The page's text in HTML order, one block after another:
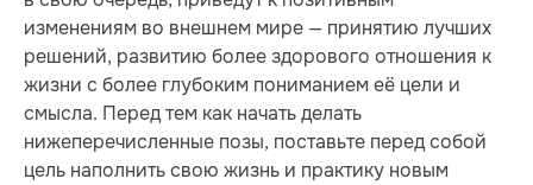
изменениям во внешнем мире — принятию лучших
решений, развитию более здорового отношения к
жизни с более глубоким пониманием её цели и
смысла. Перед тем как начать делать
нижеперечисленные позы, поставьте перед собой
цель наполнить свою жизнь и практику новым